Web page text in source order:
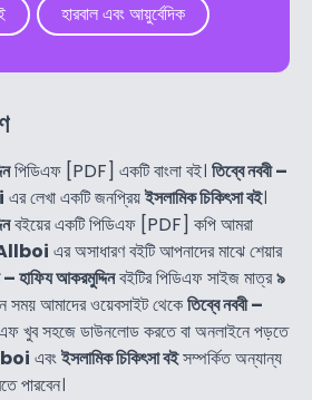
হারবাল এবং আয়ুর্বেদিক
পিডিএফ [PDF] একটি বাংলা বই। তিব্বে নববী –
এর লেখা একটি জনপ্রিয়ইসলামিক চিকিৎসা বই।
বইয়ের একটি পিডিএফ [PDF] কপি আমরা
এর অসাধারণ বইটি আপনাদের মাঝে শেয়ার
– হাফিয আকরমুদ্দিনবইটির পিডিএফ সাইজ মাত্র৯
সময় আমাদের ওয়েবসাইট থেকেতিব্বে নববী –
খুব সহজে ডাউনলোড করতে বা অনলাইনে পড়তে
এবংইসলামিক চিকিৎসা বইসম্পর্কিত অন্যান্য
পারবেন।